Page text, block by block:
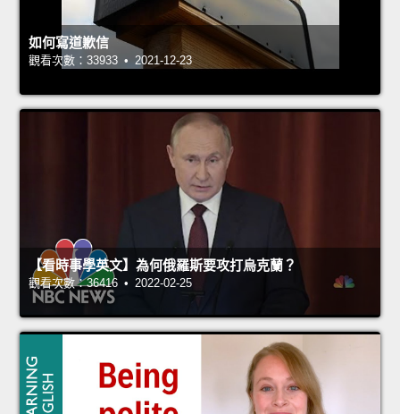
如何寫道歉信
觀看次數：33933 • 2021-12-23
【看時事學英文】為何俄羅斯要攻打烏克蘭？
觀看次數：36416 • 2022-02-25